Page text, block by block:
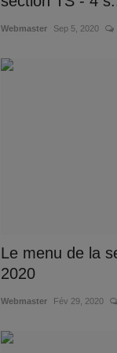
Webmaster Sep 5, 2020
Le menu de la
2020
Webmaster Fév 29, 2020